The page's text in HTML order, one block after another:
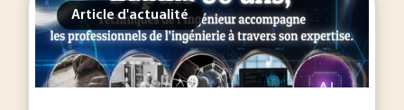
Article d'actualité